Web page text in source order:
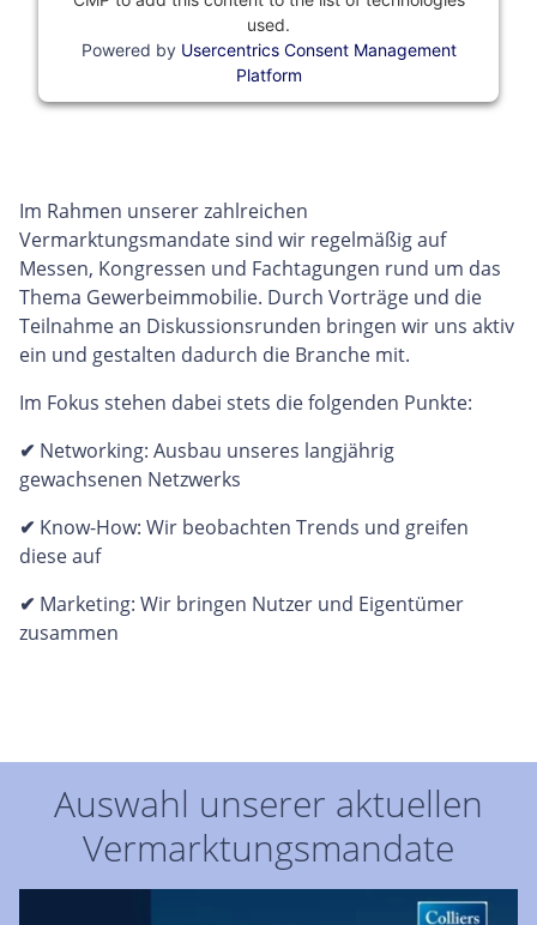
used.
Powered by Usercentrics Consent Management
Platform
Im Rahmen unserer zahlreichen
Vermarktungsmandate sind wir regelmäßig auf
Messen, Kongressen und Fachtagungen rund um das
Thema Gewerbeimmobilie. Durch Vorträge und die
Teilnahme an Diskussionsrunden bringen wir uns aktiv
ein und gestalten dadurch die Branche mit.
Im Fokus stehen dabei stets die folgenden Punkte:
✔ Networking: Ausbau unseres langjährig
gewachsenen Netzwerks
✔ Know-How: Wir beobachten Trends und greifen
diese auf
✔ Marketing: Wir bringen Nutzer und Eigentümer
zusammen
Auswahl unserer aktuellen
Vermarktungsmandate